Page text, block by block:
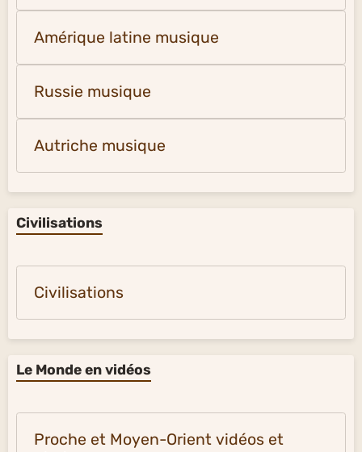
Amérique latine musique
Russie musique
Autriche musique
Civilisations
Civilisations
Le Monde en vidéos
Proche et Moyen-Orient vidéos et